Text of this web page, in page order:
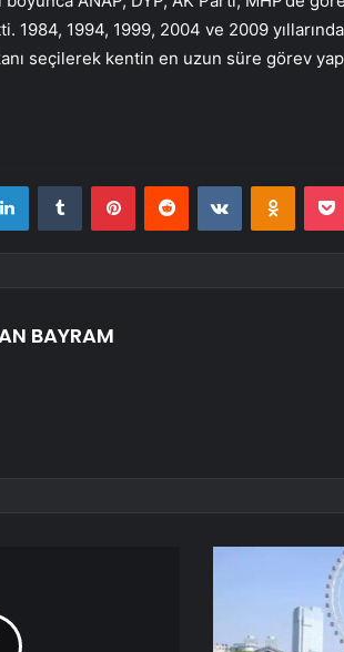
1984, 1994, 1999, 2004 ve 2009
seçilerek kentin en uzun süre görev
LinkedInTumblr PinterestReddit VKontakte
BAYRAM